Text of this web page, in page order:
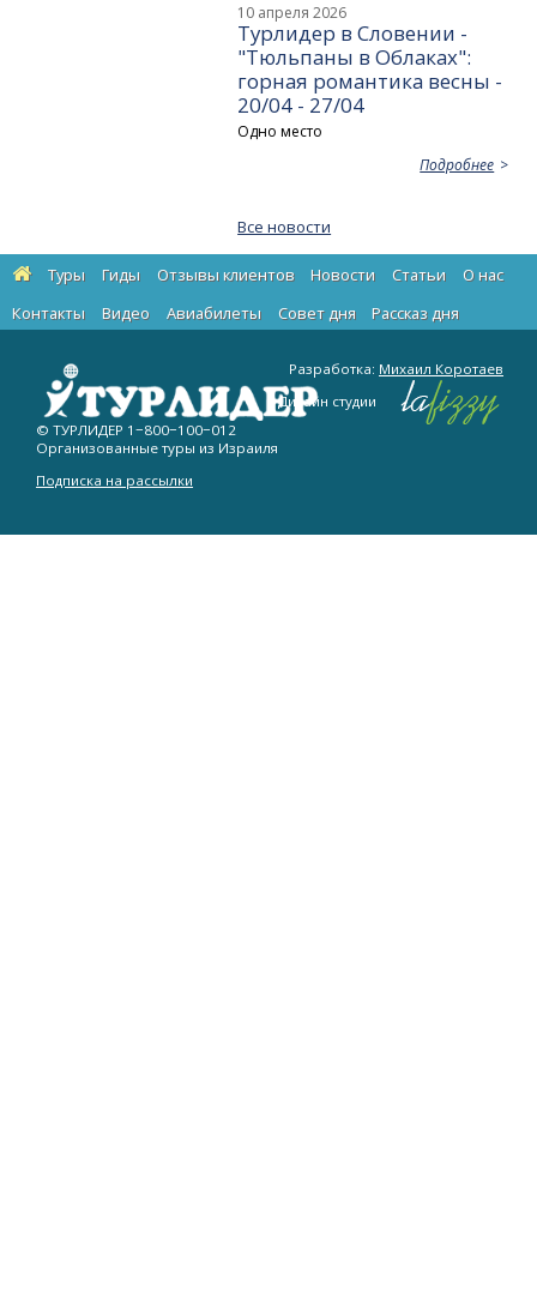
10 апреля 2026
Турлидер в Словении -
"Тюльпаны в Облаках":
горная романтика весны -
20/04 - 27/04
Одно место
Подробнее
Все новости
Туры Гиды Отзывы клиентов Новости Статьи
О нас
Контакты
Видео Авиабилеты Cовет дня Рассказ дня
© ТУРЛИДЕР 1−800−100−012
Организованные туры из Израиля
Подписка на рассылки
Разработка: Михаил Коротаев
Дизайн студии